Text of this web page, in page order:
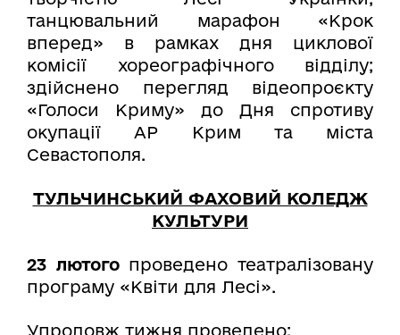
танцювальний марафон «Крок
вперед» в рамках дня циклової
комісії хореографічного відділу;
здійснено перегляд відеопроєкту
«Голоси Криму» до Дня спротиву
окупації АР Крим та міста
Севастополя.
ТУЛЬЧИНСЬКИЙ ФАХОВИЙ КОЛЕДЖ
КУЛЬТУРИ
23 лютогопроведено театралізовану
програму «Квіти для Лесі».
Упродовж тижня проведено: